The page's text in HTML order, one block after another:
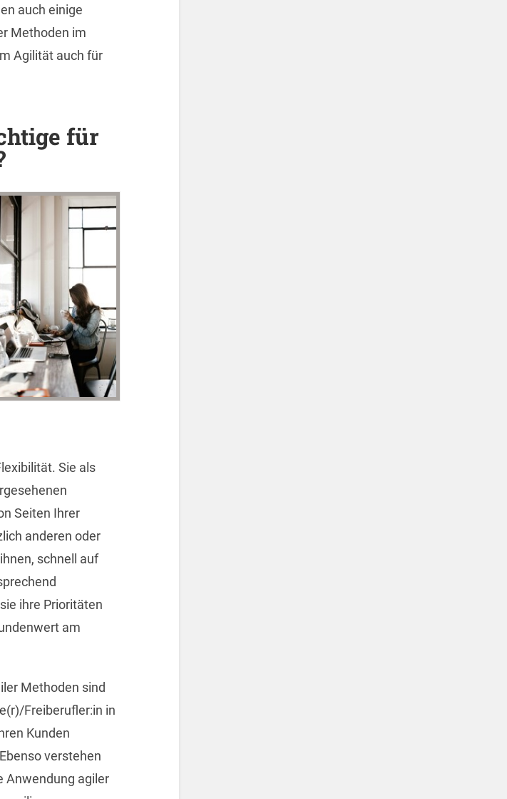
auch einige
Methoden im
Agilität auch für
für
Sie als
Seiten Ihrer
anderen oder
schnell auf
ihre Prioritäten
am
Methoden sind
Freiberufler:in in
Kunden
verstehen
Anwendung agiler